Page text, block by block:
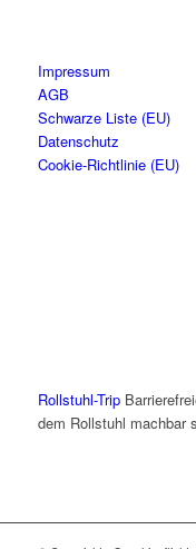
Impressum
AGB
Schwarze Liste (EU)
Datenschutz
Cookie-Richtlinie (EU)
Rollstuhl-Trip
dem Rollstuhl machbar